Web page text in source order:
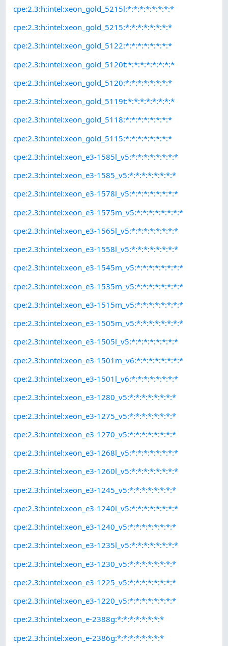
cpe:2.3:h:intel:xeon_gold_5215l:*:*:*:*:*:*:*:*
cpe:2.3:h:intel:xeon_gold_5215:*:*:*:*:*:*:*:*
cpe:2.3:h:intel:xeon_gold_5122:*:*:*:*:*:*:*:*
cpe:2.3:h:intel:xeon_gold_5120t:*:*:*:*:*:*:*:*
cpe:2.3:h:intel:xeon_gold_5120:*:*:*:*:*:*:*:*
cpe:2.3:h:intel:xeon_gold_5119t:*:*:*:*:*:*:*:*
cpe:2.3:h:intel:xeon_gold_5118:*:*:*:*:*:*:*:*
cpe:2.3:h:intel:xeon_gold_5115:*:*:*:*:*:*:*:*
cpe:2.3:h:intel:xeon_e3-1585l_v5:*:*:*:*:*:*:*:*
cpe:2.3:h:intel:xeon_e3-1585_v5:*:*:*:*:*:*:*:*
cpe:2.3:h:intel:xeon_e3-1578l_v5:*:*:*:*:*:*:*:*
cpe:2.3:h:intel:xeon_e3-1575m_v5:*:*:*:*:*:*:*:*
cpe:2.3:h:intel:xeon_e3-1565l_v5:*:*:*:*:*:*:*:*
cpe:2.3:h:intel:xeon_e3-1558l_v5:*:*:*:*:*:*:*:*
cpe:2.3:h:intel:xeon_e3-1545m_v5:*:*:*:*:*:*:*:*
cpe:2.3:h:intel:xeon_e3-1535m_v5:*:*:*:*:*:*:*:*
cpe:2.3:h:intel:xeon_e3-1515m_v5:*:*:*:*:*:*:*:*
cpe:2.3:h:intel:xeon_e3-1505m_v5:*:*:*:*:*:*:*:*
cpe:2.3:h:intel:xeon_e3-1505l_v5:*:*:*:*:*:*:*:*
cpe:2.3:h:intel:xeon_e3-1501m_v6:*:*:*:*:*:*:*:*
cpe:2.3:h:intel:xeon_e3-1501l_v6:*:*:*:*:*:*:*:*
cpe:2.3:h:intel:xeon_e3-1280_v5:*:*:*:*:*:*:*:*
cpe:2.3:h:intel:xeon_e3-1275_v5:*:*:*:*:*:*:*:*
cpe:2.3:h:intel:xeon_e3-1270_v5:*:*:*:*:*:*:*:*
cpe:2.3:h:intel:xeon_e3-1268l_v5:*:*:*:*:*:*:*:*
cpe:2.3:h:intel:xeon_e3-1260l_v5:*:*:*:*:*:*:*:*
cpe:2.3:h:intel:xeon_e3-1245_v5:*:*:*:*:*:*:*:*
cpe:2.3:h:intel:xeon_e3-1240l_v5:*:*:*:*:*:*:*:*
cpe:2.3:h:intel:xeon_e3-1240_v5:*:*:*:*:*:*:*:*
cpe:2.3:h:intel:xeon_e3-1235l_v5:*:*:*:*:*:*:*:*
cpe:2.3:h:intel:xeon_e3-1230_v5:*:*:*:*:*:*:*:*
cpe:2.3:h:intel:xeon_e3-1225_v5:*:*:*:*:*:*:*:*
cpe:2.3:h:intel:xeon_e3-1220_v5:*:*:*:*:*:*:*:*
cpe:2.3:h:intel:xeon_e-2388g:*:*:*:*:*:*:*:*
cpe:2.3:h:intel:xeon_e-2386g:*:*:*:*:*:*:*:*